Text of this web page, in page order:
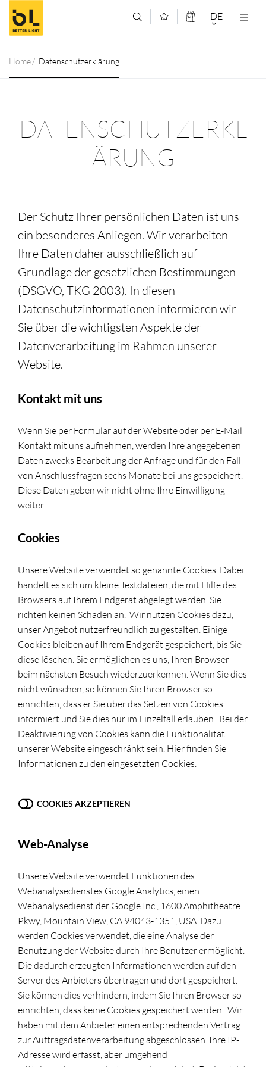
Zum Inhalt springen (Alt+0)
Zum Hauptmenü springen (Alt+1) DE
Home Datenschutzerklärung
DATENSCHUTZERKL
ÄRUNG
Der Schutz Ihrer persönlichen Daten ist uns
ein besonderes Anliegen. Wir verarbeiten
Ihre Daten daher ausschließlich auf
Grundlage der gesetzlichen Bestimmungen
(DSGVO, TKG 2003). In diesen
Datenschutzinformationen informieren wir
Sie über die wichtigsten Aspekte der
Datenverarbeitung im Rahmen unserer
Website.
Kontakt mit uns
Wenn Sie per Formular auf der Website oder per E-Mail
Kontakt mit uns aufnehmen, werden Ihre angegebenen
Daten zwecks Bearbeitung der Anfrage und für den Fall
von Anschlussfragen sechs Monate bei uns gespeichert.
Diese Daten geben wir nicht ohne Ihre Einwilligung
weiter.
Cookies
Unsere Website verwendet so genannte Cookies. Dabei
handelt es sich um kleine Textdateien, die mit Hilfe des
Browsers auf Ihrem Endgerät abgelegt werden. Sie
richten keinen Schaden an. Wir nutzen Cookies dazu,
unser Angebot nutzerfreundlich zu gestalten. Einige
Cookies bleiben auf Ihrem Endgerät gespeichert, bis Sie
diese löschen. Sie ermöglichen es uns, Ihren Browser
beim nächsten Besuch wiederzuerkennen. Wenn Sie dies
nicht wünschen, so können Sie Ihren Browser so
einrichten, dass er Sie über das Setzen von Cookies
informiert und Sie dies nur im Einzelfall erlauben. Bei der
Deaktivierung von Cookies kann die Funktionalität
unserer Website eingeschränkt sein. Hier finden Sie
Informationen zu den eingesetzten Cookies.
COOKIES AKZEPTIEREN
Web-Analyse
Unsere Website verwendet Funktionen des
Webanalysedienstes Google Analytics, einen
Webanalysedienst der Google Inc., 1600 Amphitheatre
Pkwy, Mountain View, CA 94043-1351, USA. Dazu
werden Cookies verwendet, die eine Analyse der
Benutzung der Website durch Ihre Benutzer ermöglicht.
Die dadurch erzeugten Informationen werden auf den
Server des Anbieters übertragen und dort gespeichert.
Sie können dies verhindern, indem Sie Ihren Browser so
einrichten, dass keine Cookies gespeichert werden. Wir
haben mit dem Anbieter einen entsprechenden Vertrag
zur Auftragsdatenverarbeitung abgeschlossen. Ihre IP-
Adresse wird erfasst, aber umgehend